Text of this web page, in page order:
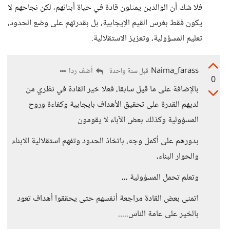
فلا شك أن الوالدين يمثلون قادة في حياة أبنائهم، لكن نجاحهم لا
يكون فقط بغرس القيم الإيجابية، بل بقدرتهم على وضع الحدود،
تعليم المسؤولية، وتعزيز الاستقلالية.
0
Naima_farass قبل سنة واحدة أضف ردا
بالإضافة على ما قيل سابقا، فعلا خير القادة في نظري من
لديهم القدرة على تحقيق الأهداف بايجابية وكفاءة وروح
المسؤولية وكذلك بعض الآباء لا يقومون
بدورهم على أكمل وجه، باتخاذ الحدود وتفهم استقلالية الابناء
والحوار البناء،
وتعلم تحمل المسؤولية ،،،
اتمنى بعض القادة مراجعة أنفسهم حتى يحققوا أهداف تعود
بالخير على عامة الناس.....